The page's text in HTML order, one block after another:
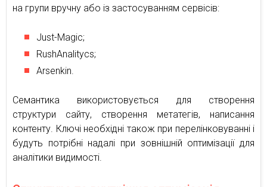
на групи вручну або із застосуванням сервісів:
Just-Magic;
RushAnalitycs;
Arsenkin.
Семантика використовується для створення
структури сайту, створення метатегів, написання
контенту. Ключі необхідні також при перелінковуванні і
будуть потрібні надалі при зовнішній оптимізації для
аналітики видимості.